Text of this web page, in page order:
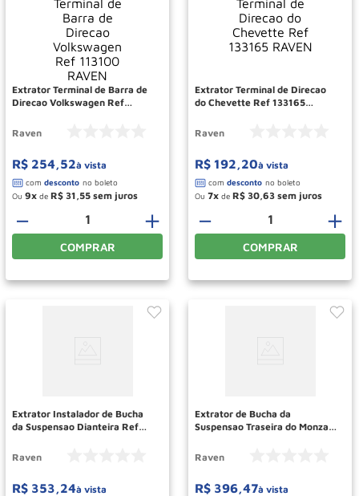
Extrator Terminal de Barra de
Direcao Volkswagen Ref
Raven
R$ 254,52à vista
Ou 9 de R$ 31 55
＋
－
COMPRAR
Extrator Terminal de Direcao
do Chevette Ref 133165
Raven
R$ 192,20à vista
Ou 7 de R$ 30 63
＋
－
COMPRAR
Extrator Instalador de Bucha
da Suspensao Dianteira Ref
Raven
R$ 353,24à vista
Extrator de Bucha da
Suspensao Traseira do Monza
Raven
R$ 396,47à vista